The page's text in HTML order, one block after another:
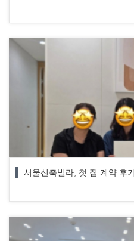
서울신축빌라, 첫 집 계약 후기